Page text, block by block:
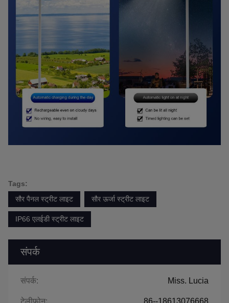
संपर्क
संपर्क: Miss. Lucia
टेलीफोन: 86--18613076668
Tags:
सौर पैनल स्ट्रीट लाइट
सौर ऊर्जा स्ट्रीट लाइट
IP66 एलईडी स्ट्रीट लाइट